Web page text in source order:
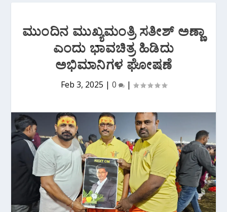
ಮುಂದಿನ ಮುಖ್ಯಮಂತ್ರಿ ಸತೀಶ್ ಅಣ್ಣಾ
ಎಂದು ಭಾವಚಿತ್ರ ಹಿಡಿದು
ಅಭಿಮಾನಿಗಳ ಘೋಷಣೆ
Feb 3, 2025 | 0 |